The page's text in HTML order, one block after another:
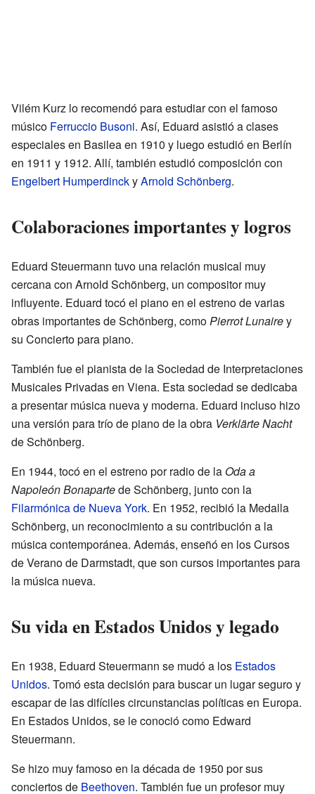
Vilém Kurz lo recomendó para estudiar con el famoso
músico Ferruccio Busoni. Así, Eduard asistió a clases
especiales en Basilea en 1910 y luego estudió en Berlín
en 1911 y 1912. Allí, también estudió composición con
Engelbert HumperdinckyArnold Schönberg.
Colaboraciones importantes y logros
Eduard Steuermann tuvo una relación musical muy
cercana con Arnold Schönberg, un compositor muy
influyente. Eduard tocó el piano en el estreno de varias
obras importantes de Schönberg, comoPierrot Lunairey
su Concierto para piano.
También fue el pianista de la Sociedad de Interpretaciones
Musicales Privadas en Viena. Esta sociedad se dedicaba
a presentar música nueva y moderna. Eduard incluso hizo
una versión para trío de piano de la obra Verklärte Nacht
de Schönberg.
En 1944, tocó en el estreno por radio de la Oda a
Napoleón Bonapartede Schönberg, junto con la
Filarmónica de Nueva York. En 1952, recibió la Medalla
Schönberg, un reconocimiento a su contribución a la
música contemporánea. Además, enseñó en los Cursos
de Verano de Darmstadt, que son cursos importantes para
la música nueva.
Su vida en Estados Unidos y legado
En 1938, Eduard Steuermann se mudó a los Estados
Unidos. Tomó esta decisión para buscar un lugar seguro y
escapar de las difíciles circunstancias políticas en Europa.
En Estados Unidos, se le conoció como Edward
Steuermann.
Se hizo muy famoso en la década de 1950 por sus
conciertos de Beethoven. También fue un profesor muy